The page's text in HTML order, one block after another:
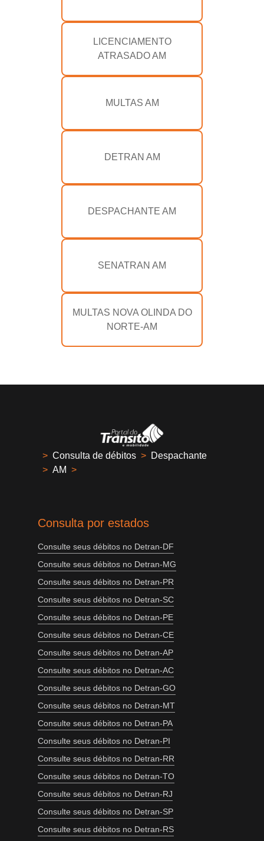
LICENCIAMENTO
ATRASADO AM
MULTAS AM
DETRAN AM
DESPACHANTE AM
SENATRAN AM
MULTAS NOVA OLINDA DO
NORTE-AM
> Consulta de débitos > Despachante
> AM >
Consulta por estados
Consulte seus débitos no Detran-DF
Consulte seus débitos no Detran-MG
Consulte seus débitos no Detran-PR
Consulte seus débitos no Detran-SC
Consulte seus débitos no Detran-PE
Consulte seus débitos no Detran-CE
Consulte seus débitos no Detran-AP
Consulte seus débitos no Detran-AC
Consulte seus débitos no Detran-GO
Consulte seus débitos no Detran-MT
Consulte seus débitos no Detran-PA
Consulte seus débitos no Detran-PI
Consulte seus débitos no Detran-RR
Consulte seus débitos no Detran-TO
Consulte seus débitos no Detran-RJ
Consulte seus débitos no Detran-SP
Consulte seus débitos no Detran-RS